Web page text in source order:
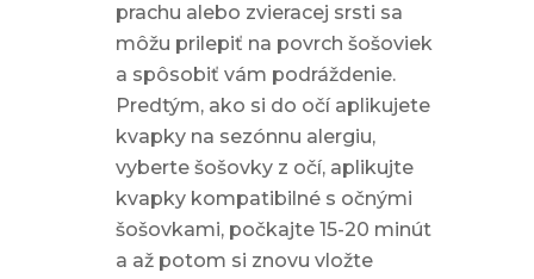
prachu alebo zvieracej srsti sa
môžu prilepiť na povrch šošoviek
a spôsobiť vám podráždenie.
Predtým, ako si do očí aplikujete
kvapky na sezónnu alergiu,
vyberte šošovky z očí, aplikujte
kvapky kompatibilné s očnými
šošovkami, počkajte 15-20 minút
a až potom si znovu vložte